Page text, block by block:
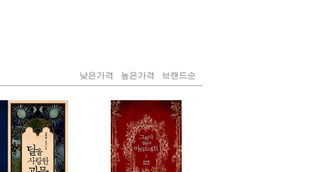
낮은가격 높은가격 브랜드순